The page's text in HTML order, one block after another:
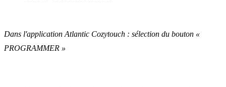
Dans l'application Atlantic Cozytouch : sélection du bouton «
PROGRAMMER »